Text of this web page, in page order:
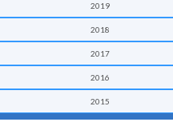
2019
2018
2017
2016
2015